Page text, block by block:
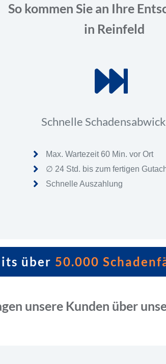
So kommen Sie an Ihre
in Reinfeld
Schnelle
Max. Wartezeit 60 Min. vor Ort
∅ 24 Std. bis zum fertigen
Schnelle Auszahlung
über 50.000
unsere Kunden über